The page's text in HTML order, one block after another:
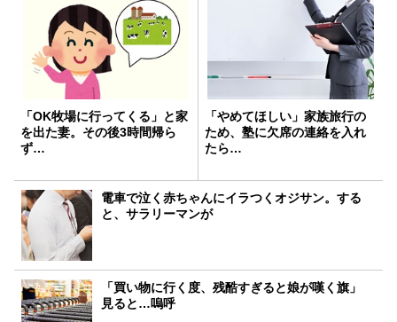
「OK牧場に行ってくる」と家
を出た妻。その後3時間帰ら
ず…
「やめてほしい」家族旅行の
ため、塾に欠席の連絡を入れ
たら…
電車で泣く赤ちゃんにイラつくオジサン。する
と、サラリーマンが
「買い物に行く度、残酷すぎると娘が嘆く旗」
見ると…嗚呼